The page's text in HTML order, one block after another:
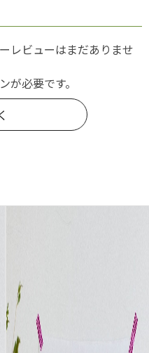
レビューはまだありませ
が必要です。